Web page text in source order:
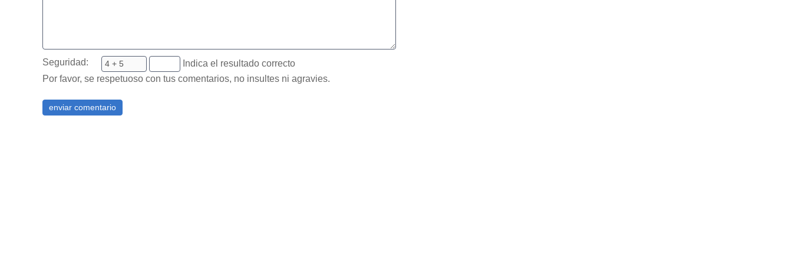
Seguridad:
Indica el resultado correcto
Por favor, se respetuoso con tus comentarios, no insultes ni agravies.